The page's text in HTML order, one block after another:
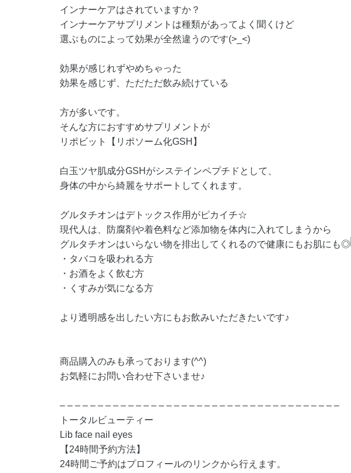
インナーケアはされていますか？
インナーケアサプリメントは種類があってよく聞くけど
選ぶものによって効果が全然違うのです(>_<)
効果が感じれずやめちゃった
効果を感じず、ただただ飲み続けている
方が多いです。
そんな方におすすめサプリメントが
リポビット【リポソーム化GSH】
白玉ツヤ肌成分GSHがシステインペプチドとして、
身体の中から綺麗をサポートしてくれます。
グルタチオンはデトックス作用がピカイチ☆
現代人は、防腐剤や着色料など添加物を体内に入れてしまうから
グルタチオンはいらない物を排出してくれるので健康にもお肌にも◎
・タバコを吸われる方
・お酒をよく飲む方
・くすみが気になる方
より透明感を出したい方にもお飲みいただきたいです♪
商品購入のみも承っております(^^)
お気軽にお問い合わせ下さいませ♪
– – – – – – – – – – – – – – – – – – – – – – – – – – – – – – – – – – – – –
トータルビューティー
Lib face nail eyes
【24時間予約方法】
24時間ご予約はプロフィールのリンクから行えます。